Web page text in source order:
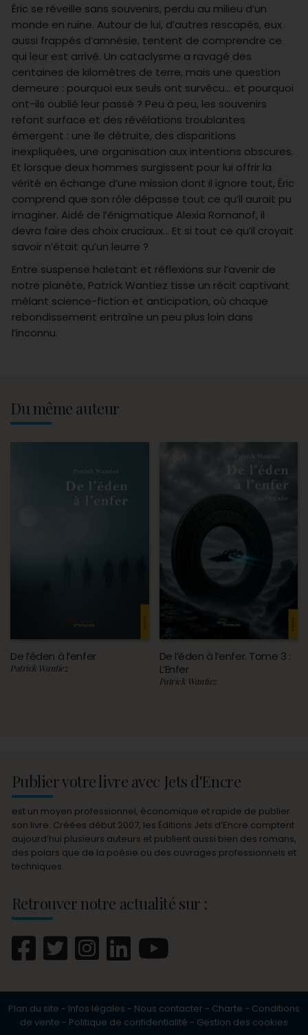
Éric se réveille sans souvenirs, perdu au milieu d’un
monde en ruine. Autour de lui, d’autres rescapés, eux
aussi frappés d’amnésie, tentent de comprendre ce
qui leur est arrivé. Un cataclysme a ravagé des
centaines de kilomètres de terre, mais une question
demeure : pourquoi eux seuls ont survécu… et pourquoi
ont-ils oublié leur passé ? Peu à peu, les souvenirs
refont surface et des révélations troublantes
émergent : une île détruite, des disparitions
inexpliquées, une organisation aux intentions obscures.
Et lorsque deux hommes surgissent pour lui offrir la
vérité en échange d’une mission dont il ignore tout, Éric
comprend que son rôle dépasse tout ce qu’il aurait pu
imaginer. Aidé de l’énigmatique Alexia Romanof, il
devra faire des choix cruciaux… Et si tout ce qu’il croyait
savoir n’était qu’un leurre ?
Entre suspense haletant et réflexions sur l’avenir de
notre planète, Patrick Wantiez tisse un récit captivant
mêlant science-fiction et anticipation, où chaque
rebondissement entraîne un peu plus loin dans
l’inconnu.
Du même auteur
De l’éden à l’enfer
Patrick Wantiez
De l’éden à l’enfer. Tome 3 :
L’Enfer
Patrick Wantiez
Publier votre livre avec Jets d'Encre
est un moyen professionnel, économique et rapide de publier
son livre. Créées début 2007, les Éditions Jets d’Encre comptent
aujourd’hui plusieurs auteurs et publient aussi bien des romans,
des polars que de la poésie ou des ouvrages professionnels et
techniques.
Retrouver notre actualité sur :
Plan du site - Infos légales - Nous contacter - Charte - Conditions
de vente - Politique de confidentialité - Gestion des cookies